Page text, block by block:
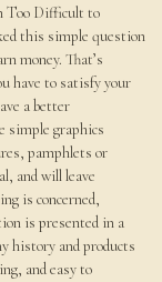
Too Difficult to
this simple question
money. That’s
have to satisfy your
a better
simple graphics
pamphlets or
and will leave
is concerned,
is presented in a
history and products
and easy to